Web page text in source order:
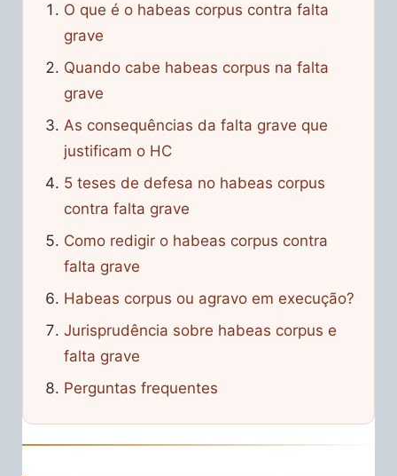
O que é o habeas corpus contra falta
grave
Quando cabe habeas corpus na falta
grave
As consequências da falta grave que
justificam o HC
5 teses de defesa no habeas corpus
contra falta grave
Como redigir o habeas corpus contra
falta grave
Habeas corpus ou agravo em execução?
Jurisprudência sobre habeas corpus e
falta grave
Perguntas frequentes